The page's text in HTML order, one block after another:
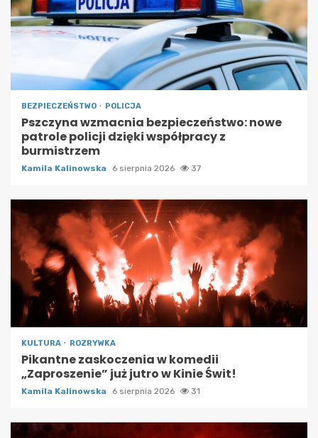
BEZPIECZEŃSTWO POLICJA
Pszczyna wzmacnia bezpieczeństwo: nowe
patrole policji dzięki współpracy z
burmistrzem
Kamila Kalinowska 6 sierpnia 2026 37
KULTURA ROZRYWKA
Pikantne zaskoczenia w komedii
„Zaproszenie” już jutro w Kinie Świt!
Kamila Kalinowska 6 sierpnia 2026 31